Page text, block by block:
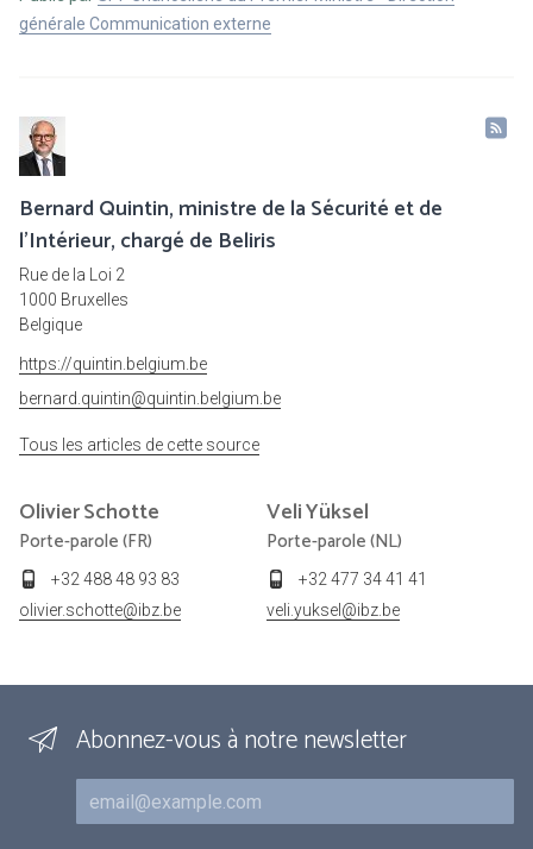
générale Communication externe
Bernard Quintin, ministre de la Sécurité et de
l’Intérieur, chargé de Beliris
Rue de la Loi 2
1000 Bruxelles
Belgique
https://quintin.belgium.be
bernard.quintin@quintin.belgium.be
Tous les articles de cette source
OlivierSchotte
Porte-parole (FR)
+32 488 48 93 83
olivier.schotte@ibz.be
VeliYüksel
Porte-parole (NL)
+32 477 34 41 41
veli.yuksel@ibz.be
Abonnez-vous à notre newsletter
Courriel